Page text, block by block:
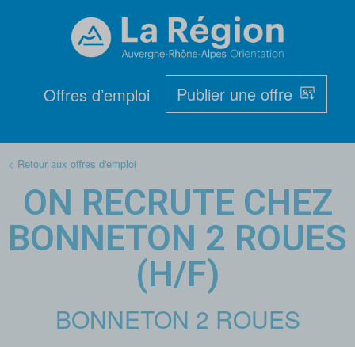
Offres d’emploi Publier une offre
< Retour aux offres d'emploi
ON RECRUTE CHEZ
BONNETON 2 ROUES
(H/F)
BONNETON 2 ROUES